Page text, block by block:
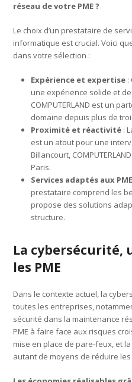
réseau de votre PME ?
Le choix d’un prestataire de
informatique est crucial. Voici
dans votre sélection :
Expérience et expertise :
une expérience solide et
COMPUTERLAND est un
domaine depuis plus de
Proximité et réactivité :
est un atout pour une
Billancourt,
Paris.
Services adaptés aux PME
prestataire comprend les
propose des solutions
structure.
La cybersécurité,
les PME
Dans le contexte actuel, la
toutes les entreprises,
sécurité dans la maintenance
PME à faire face aux risques
mise en place de pare-feux, et
autant de moyens de réduire les